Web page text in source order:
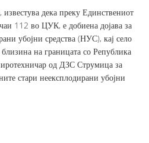
дека преку Единствениот
112 во ЦУК, е добиена дојава за
убојни средства (НУС), кај село
на границата со Република
од ДЗС Струмица за
стари неексплодирани убојни